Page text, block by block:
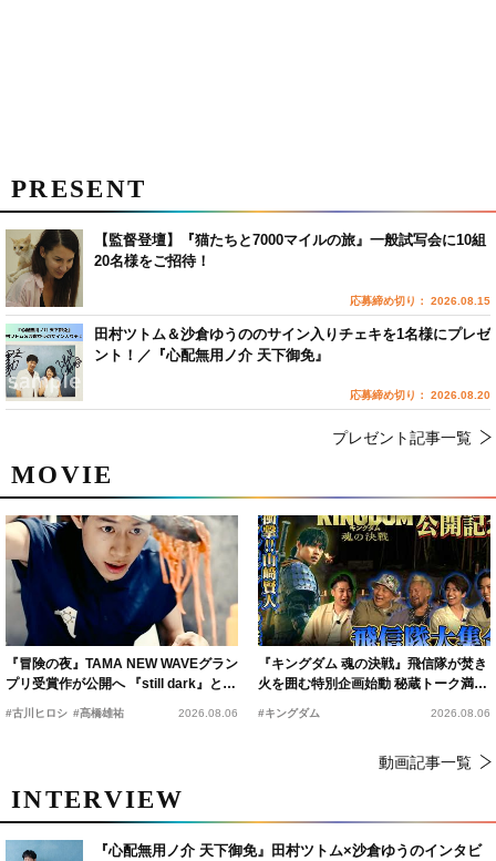
MOVIE
『冒険の夜』TAMA NEW WAVEグラン
プリ受賞作が公開へ 『still dark』と同
時上映決定
#古川ヒロシ #髙橋雄祐 2026.08.06
『キングダム 魂の決戦』飛信隊が焚き
火を囲む特別企画始動 秘蔵トーク満載
の“キングダムキャンプ”開催
#キングダム 2026.08.06
動画記事一覧
INTERVIEW
『心配無用ノ介 天下御免』田村ツトム×沙倉ゆうのインタビ
PRESENT
【監督登壇】『猫たちと7000マイルの旅』一般試写会に10組
20名様をご招待！
応募締め切り： 2026.08.15
田村ツトム＆沙倉ゆうののサイン入りチェキを1名様にプレゼ
ント！／『心配無用ノ介 天下御免』
応募締め切り： 2026.08.20
プレゼント記事一覧